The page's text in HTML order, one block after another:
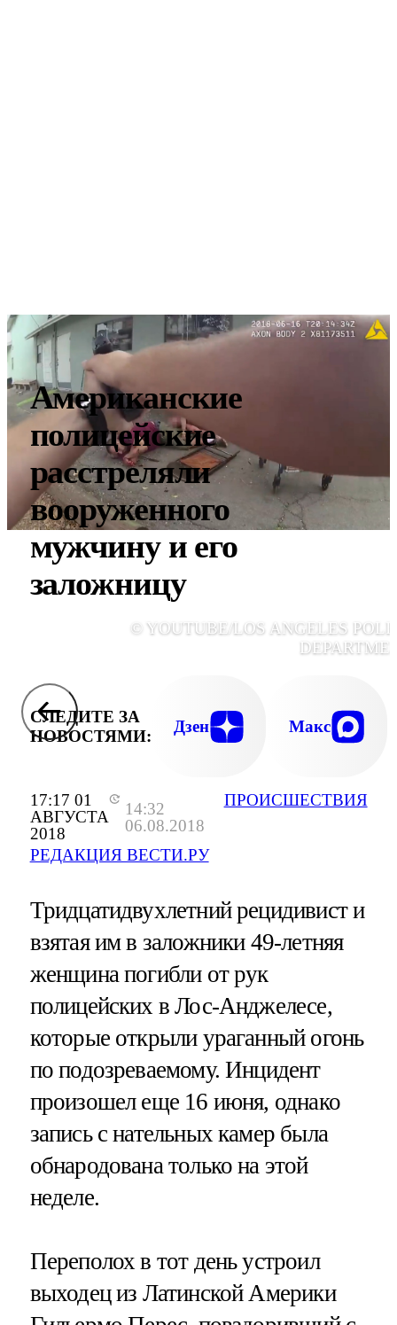
17:17 01
АВГУСТА
2018
14:32
06.08.2018
РЕДАКЦИЯ ВЕСТИ.РУ
ПРОИСШЕСТВИЯ
Американские
полицейские
расстреляли
вооруженного
мужчину и его
заложницу
© YOUTUBE/LOS ANGELES
СЛЕДИТЕ ЗА
НОВОСТЯМИ:
Дзен Макс
Тридцатидвухлетний рецидивист и
взятая им в заложники 49-летняя
женщина погибли от рук
полицейских в Лос-Анджелесе,
которые открыли ураганный огонь
по подозреваемому. Инцидент
произошел еще 16 июня, однако
запись с нательных камер была
обнародована только на этой
неделе.
Переполох в тот день устроил
выходец из Латинской Америки